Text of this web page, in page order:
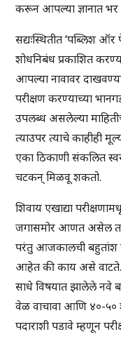
करून आपल्या ज्ञानात भर
सद्यःस्थितीत ‘पब्लिश ऑर
शोधनिबंध प्रकाशित
आपल्या नावावर
परीक्षण करण्याच्या
उपलब्ध असलेल्या
त्याउपर त्याचे काहीही
एका ठिकाणी संकलित
चटकन् मिळवू शकतो.
शिवाय एखाद्या
जगासमोर आणत असेल तर
परंतु आजकालची बहुतांश
आहेत की काय असे वाटते.
साधे विषयात झालेले नवे
वेळ वाचावा आणि ४०-५०
पदाराशी पडावे म्हणून